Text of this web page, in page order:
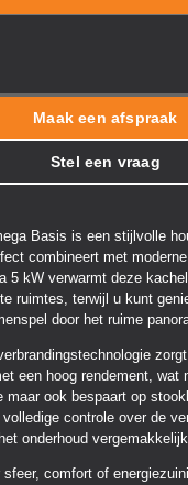
Maak een afspraak
Stel een vraag
Basis is een stijlvolle
combineert met
5 kW verwarmt deze
ruimtes, terwijl u kunt
door het ruime
een hoog rendement, wat
maar ook bespaart op
controle over de
onderhoud
comfort of